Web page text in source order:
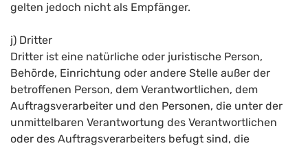
gelten jedoch nicht als Empfänger.
j) Dritter
Dritter ist eine natürliche oder juristische Person,
Behörde, Einrichtung oder andere Stelle außer der
betroffenen Person, dem Verantwortlichen, dem
Auftragsverarbeiter und den Personen, die unter der
unmittelbaren Verantwortung des Verantwortlichen
oder des Auftragsverarbeiters befugt sind, die